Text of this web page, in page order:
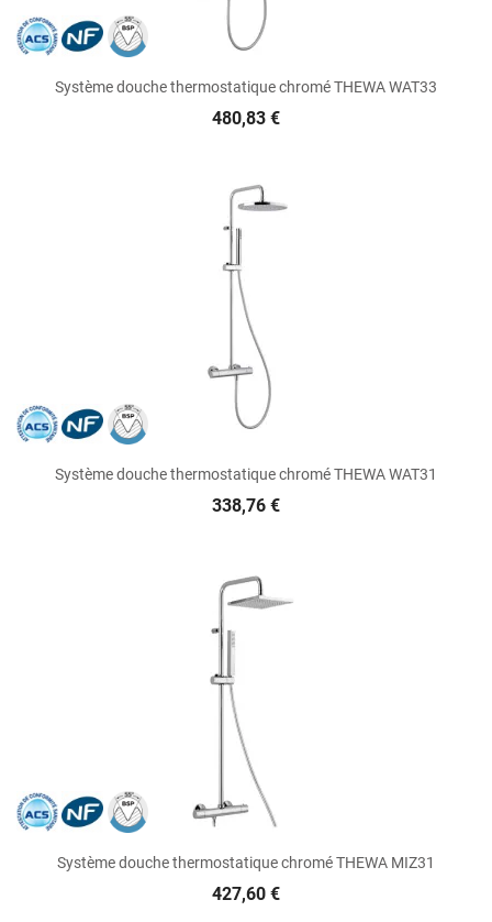
Système douche thermostatique chromé THEWA WAT33
480,83 €
Système douche thermostatique chromé THEWA WAT31
338,76 €
Système douche thermostatique chromé THEWA MIZ31
427,60 €